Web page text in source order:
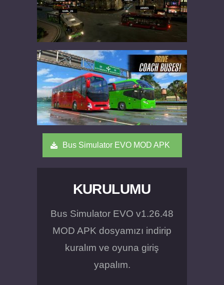
Bus Simulator EVO MOD APK
KURULUMU
Bus Simulator EVO v1.26.48
MOD APK dosyamızı indirip
kuralım ve oyuna giriş
yapalım.